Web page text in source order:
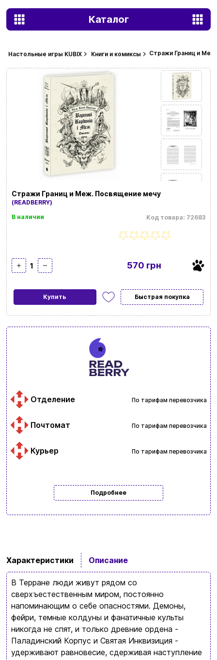
Каталог
Настольные игры KUBIX Книги и комиксы Стражи Границ и
Стражи Границ и Меж. Посвящение мечу
(READBERRY)
Код товара: 72683
В наличии
570 грн
1
Купить Быстрая покупка
Отделение По тарифам перевозчика
Почтомат По тарифам перевозчика
Курьер По тарифам перевозчика
Подробнее
Характеристики Описание
В Терране люди живут рядом со
сверхъестественным миром, постоянно
напоминающим о себе опасностями. Демоны,
фейри, темные колдуны и фанатичные культы
никогда не спят, и только древние ордена -
Паладинский Корпус и Святая Инквизиция -
удерживают равновесие, сдерживая наступление
Бренды
Доставка и оплата
Новости и статьи